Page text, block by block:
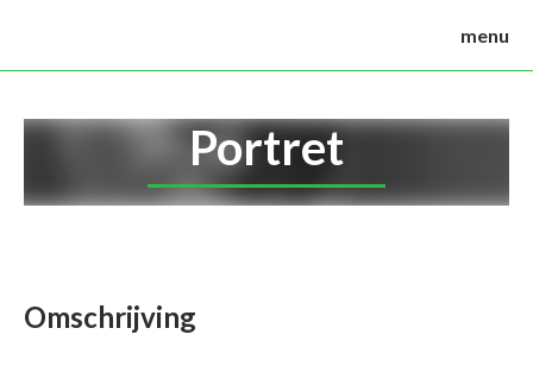
menu
Portret
Omschrijving